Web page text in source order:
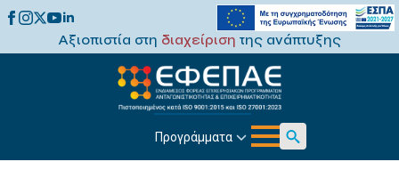
Αξιοπιστία στη διαχείριση της ανάπτυξης
Προγράμματα
Search